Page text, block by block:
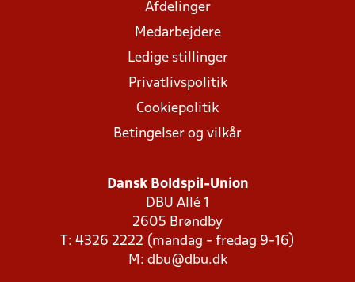
Afdelinger
Medarbejdere
Ledige stillinger
Privatlivspolitik
Cookiepolitik
Betingelser og vilkår
Dansk Boldspil-Union
DBU Allé 1
2605 Brøndby
T: 4326 2222 (mandag - fredag 9-16)
M: dbu@dbu.dk